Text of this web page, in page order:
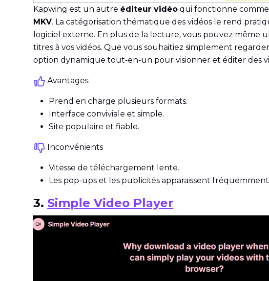
Kapwing est un autre éditeur vidéo qui fonctionne
MKV. La catégorisation thématique des vidéos le rend
logiciel externe. En plus de la lecture, vous pouvez même
titres à vos vidéos. Que vous souhaitiez simplement
option dynamique tout-en-un pour visionner et éditer des
Avantages
Prend en charge plusieurs formats.
Interface conviviale et simple.
Site populaire et fiable.
Inconvénients
Vitesse de téléchargement lente.
Les pop-ups et les publicités apparaissent
3. Simple Video Player